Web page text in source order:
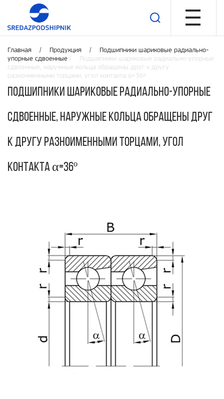
Главная / Продукция / Подшипники шариковые радиально-
упорные сдвоенные / Подшипники шариковые радиально-упорные
сдвоенные, наружные кольца обращены друг к другу
разноименными торцами, угол контакта α=36º
Подшипники шариковые радиально-упорные
сдвоенные, наружные кольца обращены друг
к другу разноименными торцами, угол
контакта α=36º